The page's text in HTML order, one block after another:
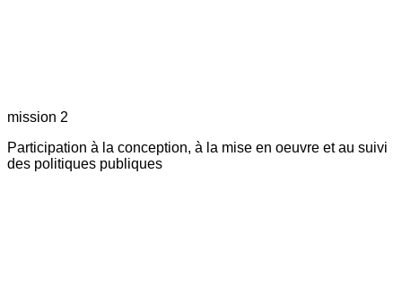
mission 2
Participation à la conception, à la mise en oeuvre et au suivi
des politiques publiques